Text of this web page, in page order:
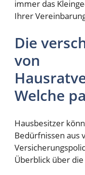
immer das
Ihrer
Die
von
Welche
Hausbesitzer
Bedürfnissen aus
Überblick über